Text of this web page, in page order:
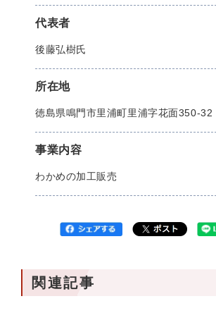
代表者
後藤弘樹氏
所在地
徳島県鳴門市里浦町里浦字花面350-32
事業内容
わかめの加工販売
関連記事